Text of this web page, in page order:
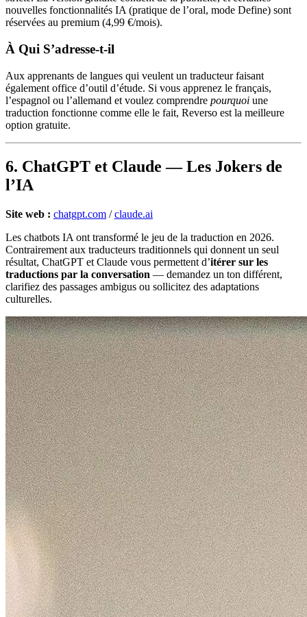
nouvelles fonctionnalités IA (pratique de l’oral, mode Define) sont
réservées au premium (4,99 €/mois).
À Qui S’adresse-t-il
Aux apprenants de langues qui veulent un traducteur faisant
également office d’outil d’étude. Si vous apprenez le français,
l’espagnol ou l’allemand et voulez comprendre pourquoi une
traduction fonctionne comme elle le fait, Reverso est la meilleure
option gratuite.
6. ChatGPT et Claude — Les Jokers de
l’IA
Site web : chatgpt.com /claude.ai
Les chatbots IA ont transformé le jeu de la traduction en 2026.
Contrairement aux traducteurs traditionnels qui donnent un seul
résultat, ChatGPT et Claude vous permettent d’itérer sur les
traductions par la conversation — demandez un ton différent,
clarifiez des passages ambigus ou sollicitez des adaptations
culturelles.